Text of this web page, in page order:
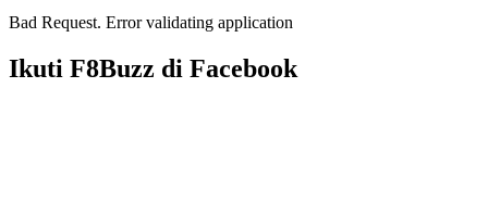
Bad Request. Error validating application
Ikuti F8Buzz di Facebook